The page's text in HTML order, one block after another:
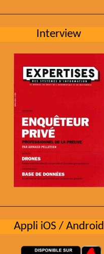
Interview
Appli iOS / Android